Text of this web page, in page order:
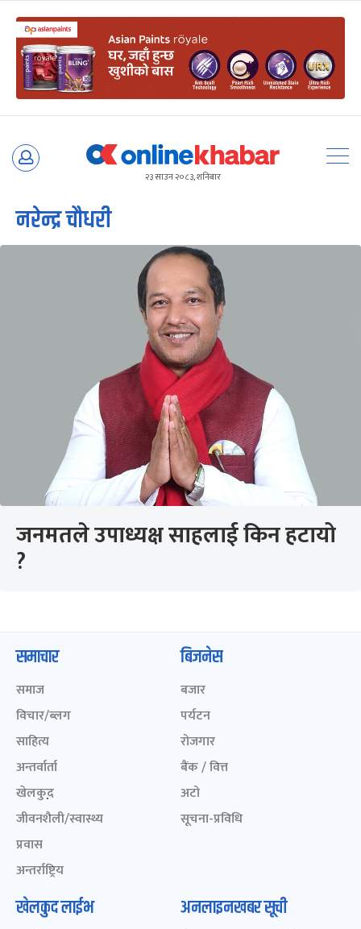
Skip
२३ साउन २०८३, शनिबार
नरेन्द्र चौधरी
जनमतले उपाध्यक्ष साहलाई किन हटायो
?
समाचार
समाज
विचार/ब्लग
साहित्य
अन्तर्वार्ता
खेलकुद़़
जीवनशैली/स्वास्थ्य
प्रवास
अन्तर्राष्ट्रिय
बिजनेस
बजार
पर्यटन
रोजगार
बैंक / वित्त
अटो
सूचना-प्रविधि
खेलकुद लाईभ अनलाइनखबर सूची